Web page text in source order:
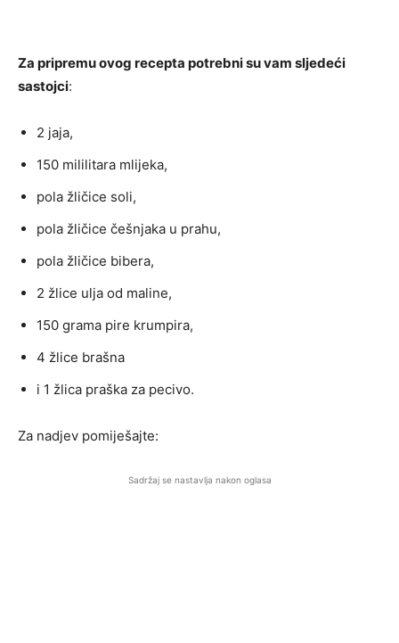
Za pripremu ovog recepta potrebni su vam sljedeći
sastojci:
2 jaja,
150 mililitara mlijeka,
pola žličice soli,
pola žličice češnjaka u prahu,
pola žličice bibera,
2 žlice ulja od maline,
150 grama pire krumpira,
4 žlice brašna
i 1 žlica praška za pecivo.
Za nadjev pomiješajte:
Sadržaj se nastavlja nakon oglasa